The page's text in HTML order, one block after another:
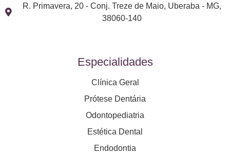
R. Primavera, 20 - Conj. Treze de Maio, Uberaba - MG,
38060-140
Especialidades
Clínica Geral
Prótese Dentária
Odontopediatria
Estética Dental
Endodontia